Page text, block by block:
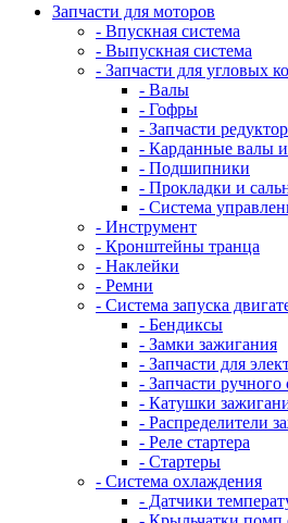
Запчасти для моторов
- Впускная система
- Выпускная система
- Запчасти для угловых
- Валы
- Гофры
- Запчасти
- Карданные валы
- Подшипники
- Прокладки и
- Система
- Инструмент
- Кронштейны транца
- Наклейки
- Ремни
- Система запуска
- Бендиксы
- Замки зажигания
- Запчасти для
- Запчасти ручного
- Катушки
- Распределители
- Реле стартера
- Стартеры
- Система охлаждения
- Датчики